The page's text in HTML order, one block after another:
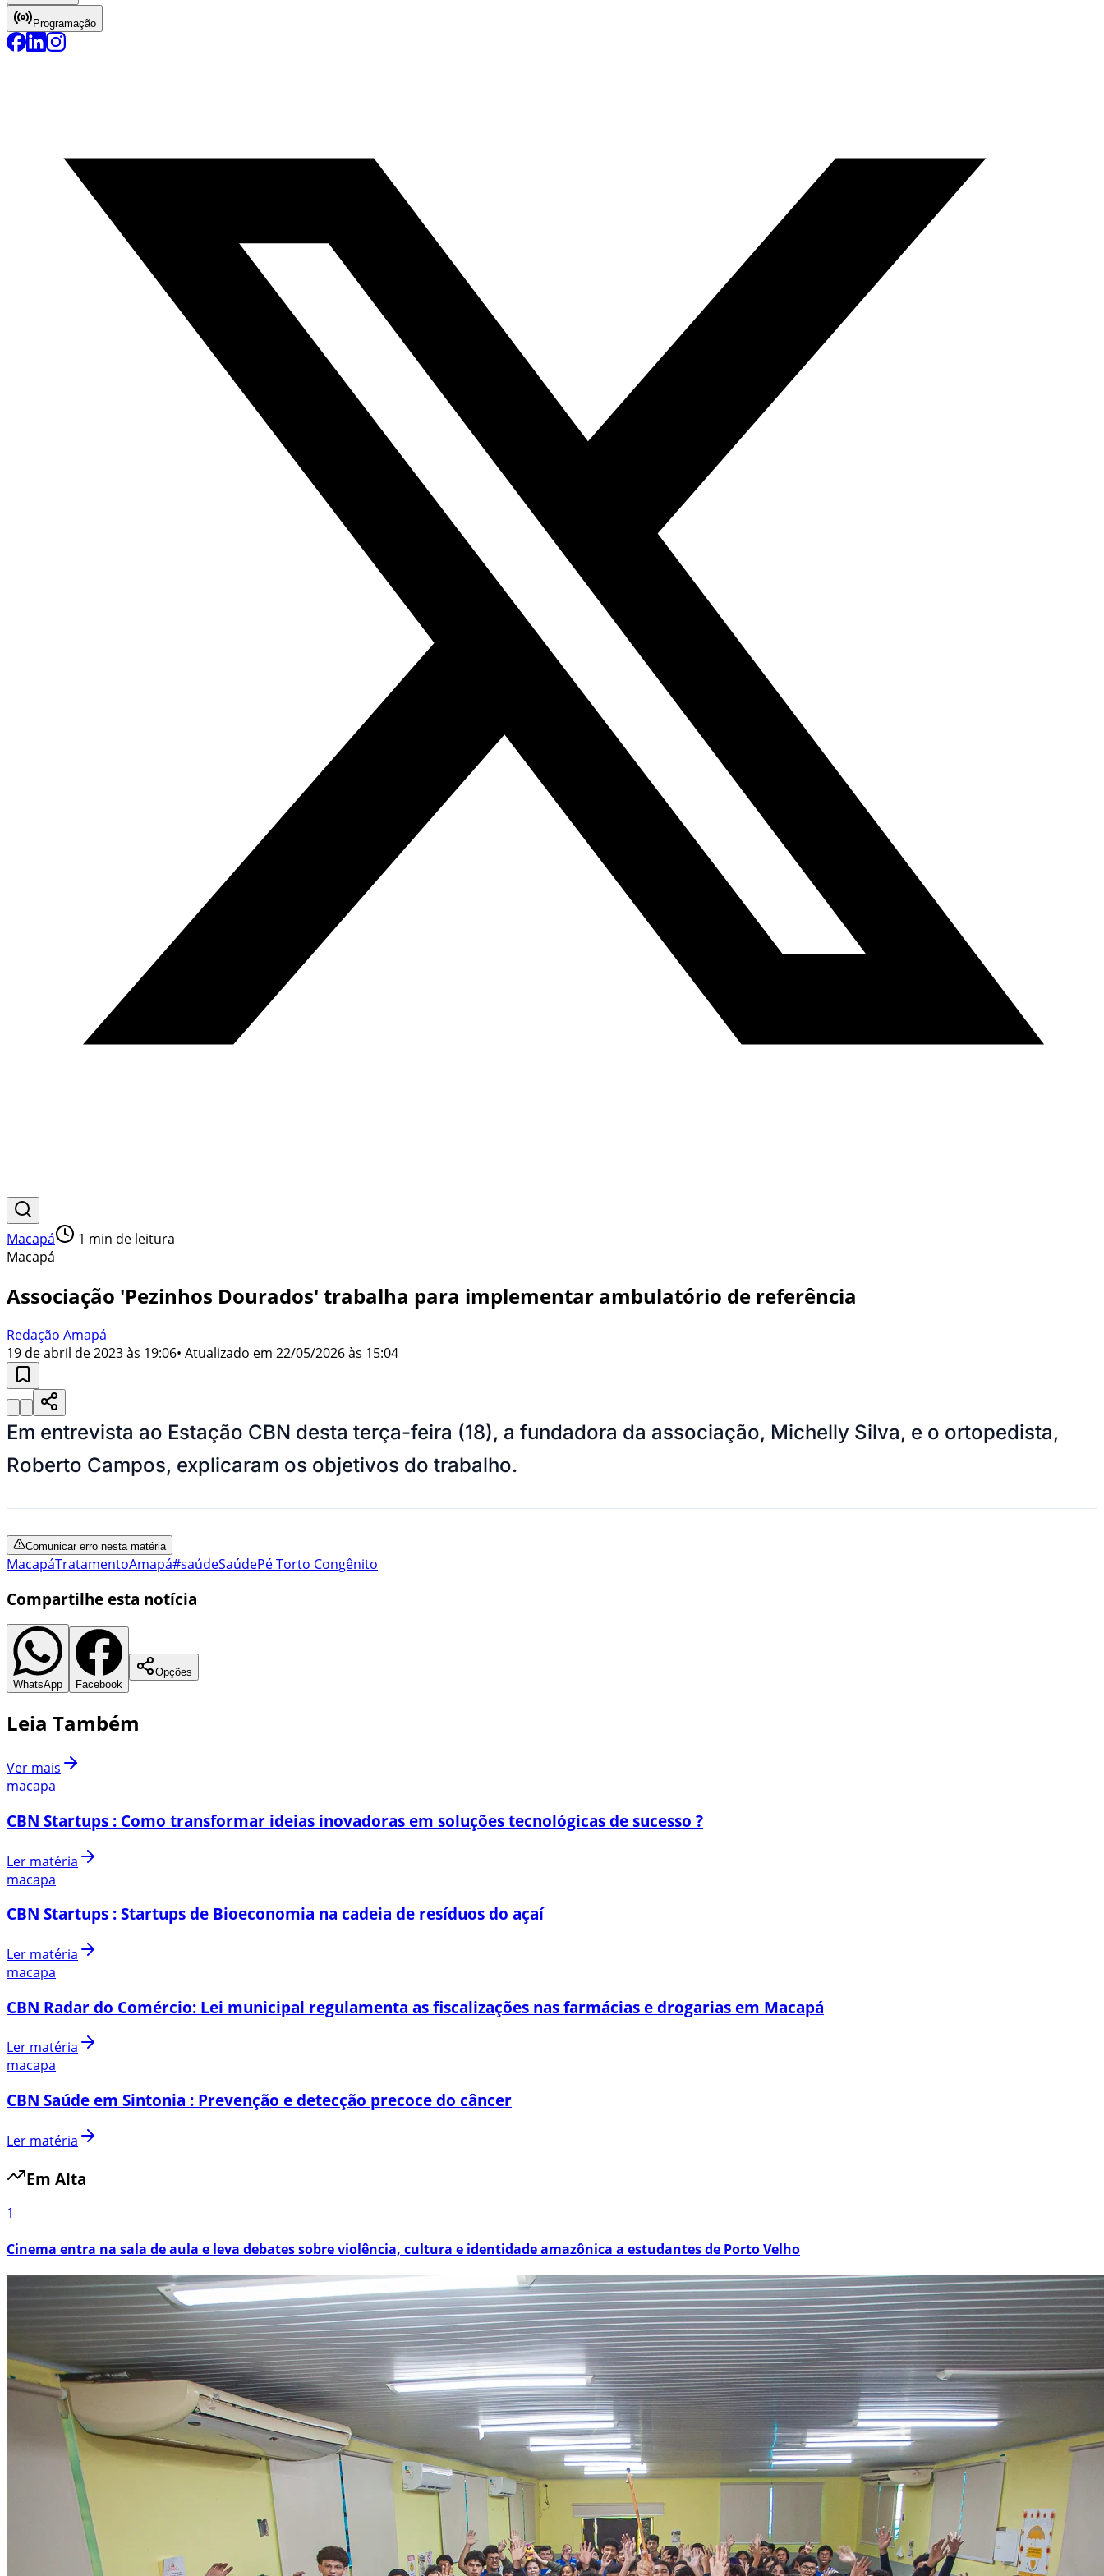
Programação
Macapá 1 min de leitura
Macapá
Associação 'Pezinhos Dourados' trabalha para implementar ambulatório de referência
Redação Amapá
19 de abril de 2023 às 19:06• Atualizado em 22/05/2026 às 15:04
Em entrevista ao Estação CBN desta terça-feira (18), a fundadora da associação, Michelly Silva, e o ortopedista,
Roberto Campos, explicaram os objetivos do trabalho.
Comunicar erro nesta matéria
MacapáTratamentoAmapá#saúdeSaúdePé Torto Congênito
Compartilhe esta notícia
WhatsApp Facebook
Opções
Leia Também
Ver mais
macapa
CBN Startups : Como transformar ideias inovadoras em soluções tecnológicas de sucesso ?
Ler matéria
macapa
CBN Startups : Startups de Bioeconomia na cadeia de resíduos do açaí
Ler matéria
macapa
CBN Radar do Comércio: Lei municipal regulamenta as fiscalizações nas farmácias e drogarias em Macapá
Ler matéria
macapa
CBN Saúde em Sintonia : Prevenção e detecção precoce do câncer
Ler matéria
Em Alta
1
Cinema entra na sala de aula e leva debates sobre violência, cultura e identidade amazônica a estudantes de Porto Velho